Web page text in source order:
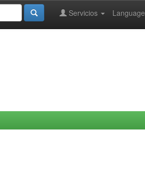
Language
Servicios